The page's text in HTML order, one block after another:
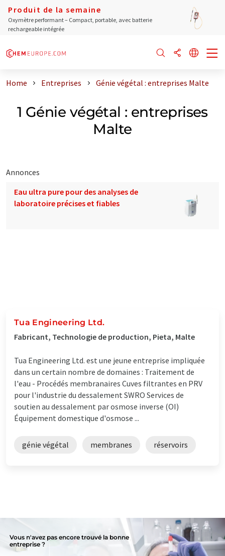
Produit de la semaine
Oxymètre performant – Compact, portable, avec batterie
rechargeable intégrée
Home Entreprises Génie végétal : entreprises Malte
1 Génie végétal : entreprises
Malte
Annonces
Eau ultra pure pour des analyses de
laboratoire précises et fiables
Tua Engineering Ltd.
Fabricant, Technologie de production, Pieta, Malte
Tua Engineering Ltd. est une jeune entreprise impliquée
dans un certain nombre de domaines : Traitement de
l'eau - Procédés membranaires Cuves filtrantes en PRV
pour l'industrie du dessalement SWRO Services de
soutien au dessalement par osmose inverse (OI)
Équipement domestique d'osmose ...
génie végétal membranes réservoirs
Vous n'avez pas encore trouvé la bonne
entreprise ?